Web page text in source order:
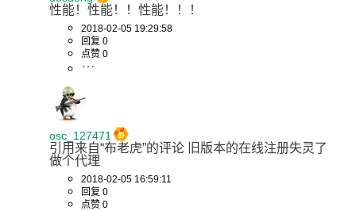
性能！性能！！性能！！！
2018-02-05 19:29:58
回复 0
点赞 0
osc_127471
引用来自“布老虎”的评论 旧版本的在线注册失灵了
做个代理
2018-02-05 16:59:11
回复 0
点赞 0